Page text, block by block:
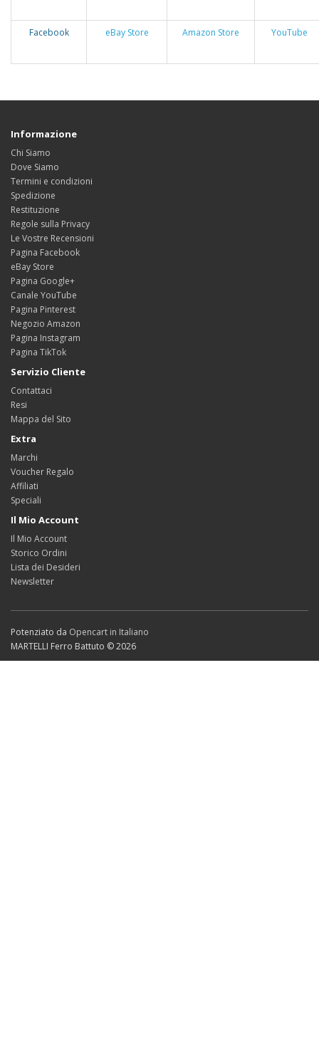
Facebook eBay Store Amazon Store YouTube
Informazione
Chi Siamo
Dove Siamo
Termini e condizioni
Spedizione
Restituzione
Regole sulla Privacy
Le Vostre Recensioni
Pagina Facebook
eBay Store
Pagina Google+
Canale YouTube
Pagina Pinterest
Negozio Amazon
Pagina Instagram
Pagina TikTok
Servizio Cliente
Contattaci
Resi
Mappa del Sito
Extra
Marchi
Voucher Regalo
Affiliati
Speciali
Il Mio Account
Il Mio Account
Storico Ordini
Lista dei Desideri
Newsletter
Potenziato da Opencart in Italiano
MARTELLI Ferro Battuto © 2026